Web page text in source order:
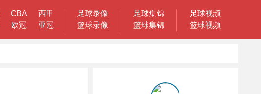
CBA
西甲
欧冠 亚冠
足球录像
篮球录像
足球集锦
篮球集锦
足球视频
篮球视频